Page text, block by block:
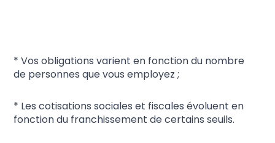
* Vos obligations varient en fonction du nombre
de personnes que vous employez ;
* Les cotisations sociales et fiscales évoluent en
fonction du franchissement de certains seuils.